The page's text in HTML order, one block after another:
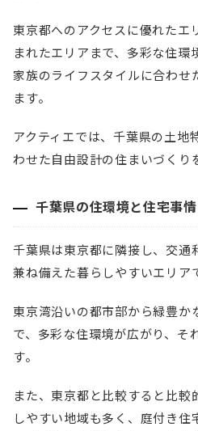
東京都へのアクセスに優れたエ
まれたエリアまで、多彩な住環
家族のライフスタイルに合わせ
ます。
アクティエでは、千葉県の土地
わせた自由設計の住まいづくり
千葉県の住環境と住宅事情
千葉県は東京都に隣接し、交通
兼ね備えた暮らしやすいエリア
東京湾沿いの都市部から緑豊か
で、多彩な住環境が広がり、そ
す。
また、東京都と比較すると比
しやすい地域も多く、庭付き住